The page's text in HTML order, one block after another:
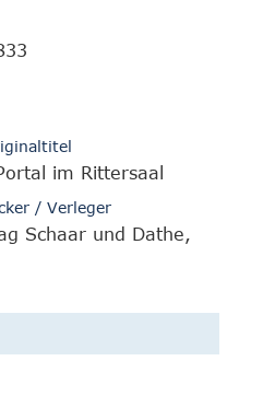
im Rittersaal
/ Verleger
Schaar und Dathe,